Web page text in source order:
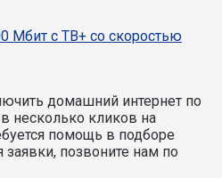
Мбит с ТВ+ со скоростью
домашний интернет по
несколько кликов на
помощь в подборе
позвоните нам по